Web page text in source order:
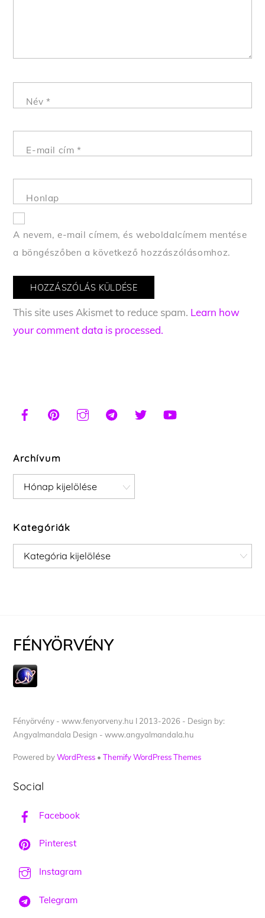
Név *
E-mail cím*
Honlap
A nevem, e-mail címem, és weboldalcímem mentése
a böngészőben a következő hozzászólásomhoz.
This site uses Akismet to reduce spam. Learn how
your comment data is processed.
Archívum
Archívum
Kategóriák
Kategóriák
FÉNYÖRVÉNY
Fényörvény - www.fenyorveny.hu I 2013-2026 - Design by:
Angyalmandala Design - www.angyalmandala.hu
Powered byWordPress •Themify WordPress Themes
Social
Facebook
Pinterest
Instagram
Telegram